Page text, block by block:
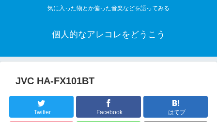
気に入った物とか偏った音楽などを語ってみる
個人的なアレコレをどうこう
JVC HA-FX101BT
Twitter Facebook はてブ